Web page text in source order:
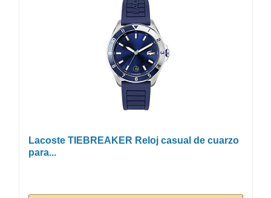
Lacoste TIEBREAKER Reloj casual de cuarzo
para...